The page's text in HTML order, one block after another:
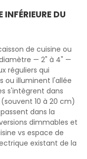
DU
de cuisine ou
— 2" à 4" —
réguliers qui
ou illuminent l'allée
s'intègrent dans
10 à 20 cm)
dans la
dimmables et
vs espace de
existant de la